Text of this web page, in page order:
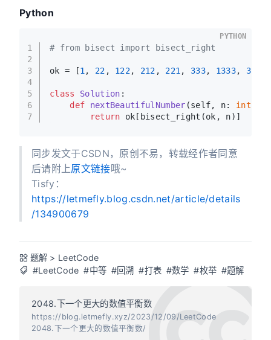
Python
1
2
3
4
5
6
7
# from bisect import bisect_right
ok = [1, 22 , 122, 212 , 221, 333, 1333, 3133
class Solution :
def
nextBeautifulNumber (self, n: int
return ok[bisect_right(ok, n)]
PYTHON
同步发文于CSDN，原创不易，转载经作者同意
后请附上原文链接哦~
Tisfy：
https://letmefly.blog.csdn.net/article/details
/134900679
题解 > LeetCode
#LeetCode #中等 #回溯 #打表 #数学 #枚举 #题解
2048.下一个更大的数值平衡数
https://blog.letmefly.xyz/2023/12/09/LeetCode
2048.下一个更大的数值平衡数/